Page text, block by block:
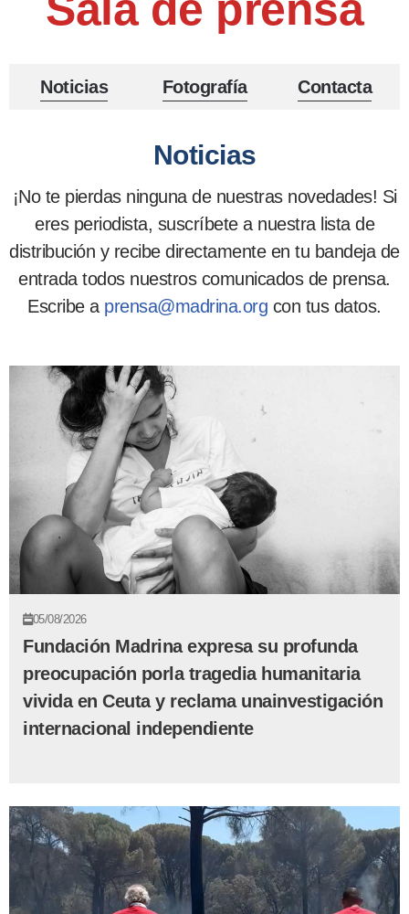
Noticias Fotografía Contacta
Noticias
¡No te pierdas ninguna de nuestras novedades! Si
eres periodista, suscríbete a nuestra lista de
distribución y recibe directamente en tu bandeja de
entrada todos nuestros comunicados de prensa.
Escribe a prensa@madrina.org con tus datos.
05/08/2026
Fundación Madrina expresa su profunda
preocupación porla tragedia humanitaria
vivida en Ceuta y reclama unainvestigación
internacional independiente